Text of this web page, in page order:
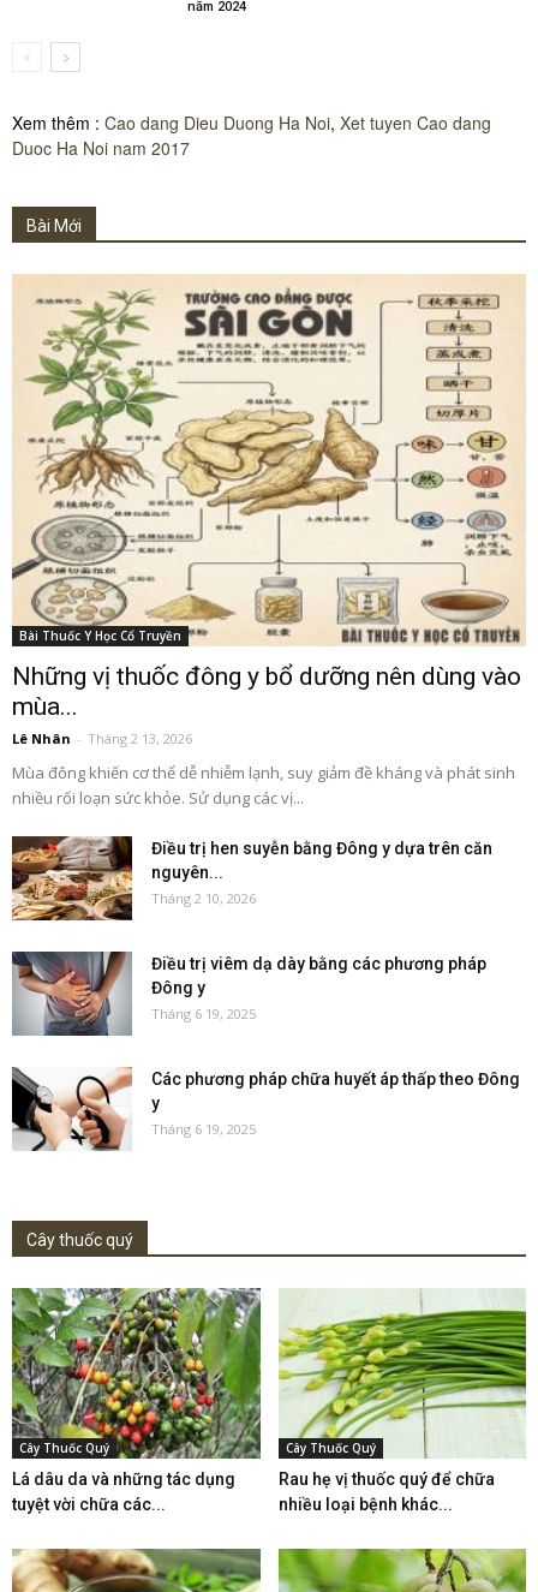
năm 2024
Xem thêm : Cao dang Dieu Duong Ha Noi, Xet tuyen Cao dang
Duoc Ha Noi nam 2017
Bài Mới
Bài Thuốc Y Học Cổ Truyền
Những vị thuốc đông y bổ dưỡng nên dùng vào
mùa...
Lê Nhân - Tháng 2 13, 2026
Mùa đông khiến cơ thể dễ nhiễm lạnh, suy giảm đề kháng và phát sinh
nhiều rối loạn sức khỏe. Sử dụng các vị...
Điều trị hen suyễn bằng Đông y dựa trên căn
nguyên...
Tháng 2 10, 2026
Điều trị viêm dạ dày bằng các phương pháp
Đông y
Tháng 6 19, 2025
Các phương pháp chữa huyết áp thấp theo Đông
y
Tháng 6 19, 2025
Cây thuốc quý
Cây Thuốc Quý
Lá dâu da và những tác dụng
tuyệt vời chữa các...
Cây Thuốc Quý
Rau hẹ vị thuốc quý để chữa
nhiều loại bệnh khác...